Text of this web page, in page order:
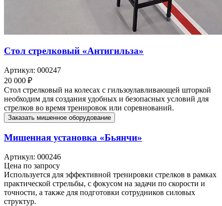
Стол стрелковый «Антигильза»
Артикул: 000247
20 000 ₽
Стол стрелковый на колесах с гильзоулавливающей шторкой
необходим для создания удобных и безопасных условий для
стрелков во время тренировок или соревнований.
Заказать мишенное оборудование
Мишенная установка «Бьянчи»
Артикул: 000246
Цена по запросу
Используется для эффективной тренировки стрелков в рамках
практической стрельбы, с фокусом на задачи по скорости и
точности, а также для подготовки сотрудников силовых
структур.